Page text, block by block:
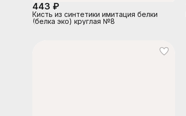
443 ₽
Кисть из синтетики имитация белки
(белка эко) круглая №8